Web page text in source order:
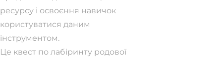
ресурсу і освоєння навичок
користуватися даним
інструментом.
Це квест по лабіринту родової